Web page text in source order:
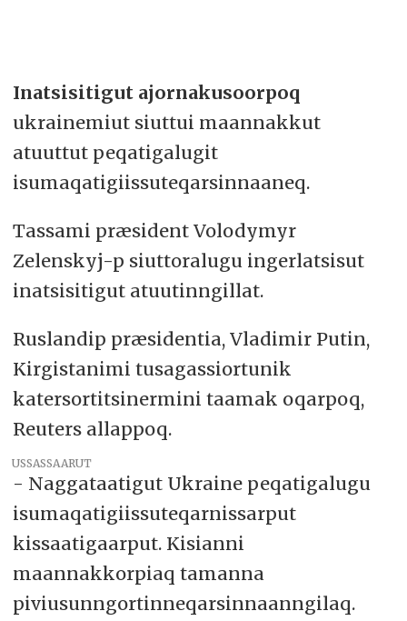
Inatsisitigut ajornakusoorpoq
ukrainemiut siuttui maannakkut
atuuttut peqatigalugit
isumaqatigiissuteqarsinnaaneq.
Tassami præsident Volodymyr
Zelenskyj-p siuttoralugu ingerlatsisut
inatsisitigut atuutinngillat.
Ruslandip præsidentia, Vladimir Putin,
Kirgistanimi tusagassiortunik
katersortitsinermini taamak oqarpoq,
Reuters allappoq.
USSASSAARUT
- Naggataatigut Ukraine peqatigalugu
isumaqatigiissuteqarnissarput
kissaatigaarput. Kisianni
maannakkorpiaq tamanna
piviusunngortinneqarsinnaanngilaq.